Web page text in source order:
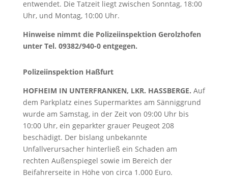
entwendet. Die Tatzeit liegt zwischen Sonntag, 18:00
Uhr, und Montag, 10:00 Uhr.
Hinweise nimmt die Polizeiinspektion Gerolzhofen
unter Tel. 09382/940-0 entgegen.
Polizeiinspektion Haßfurt
HOFHEIM IN UNTERFRANKEN, LKR. HASSBERGE. Auf
dem Parkplatz eines Supermarktes am Sänniggrund
wurde am Samstag, in der Zeit von 09:00 Uhr bis
10:00 Uhr, ein geparkter grauer Peugeot 208
beschädigt. Der bislang unbekannte
Unfallverursacher hinterließ ein Schaden am
rechten Außenspiegel sowie im Bereich der
Beifahrerseite in Höhe von circa 1.000 Euro.